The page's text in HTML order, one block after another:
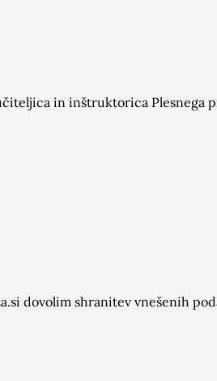
in inštruktorica Plesnega
dovolim shranitev vnešenih